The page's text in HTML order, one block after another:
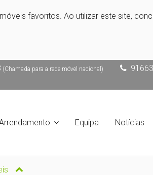
favoritos. Ao utilizar este site,
(Chamada para a rede móvel nacional)
Equipa Notícias